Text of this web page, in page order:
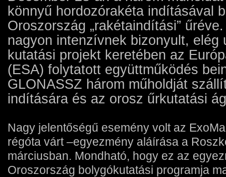
könnyű hordozórakéta indításával
Oroszország „rakétaindítási”
nagyon intenzívnek bizonyult, elég
kutatási projekt keretében az
(ESA) folytatott együttműködés
GLONASSZ három műholdját
indítására és az orosz űrkutatási
Nagy jelentőségű esemény volt az
régóta várt –egyezmény aláírása a
márciusban. Mondható, hogy ez az
Oroszország bolygókutatási programja